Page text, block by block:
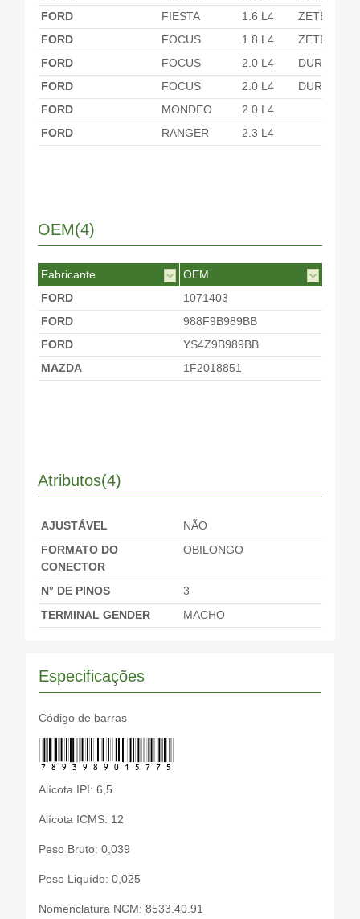
FORD
FIESTA 1.6 L4
ZETEC
FORD
FOCUS 1.8 L4
ZETEC-S
FORD
FOCUS 2.0 L4
DURATEC
FORD
FOCUS 2.0 L4
DURATEC
FORD
MONDEO
2.0 L4
FORD
RANGER 2.3 L4
OEM(4)
Fabricante
OEM
FORD
1071403
FORD
988F9B989BB
FORD
YS4Z9B989BB
MAZDA
1F2018851
Atributos(4)
AJUSTÁVEL
NÃO
FORMATO DO
CONECTOR
OBILONGO
N° DE PINOS
3
TERMINAL GENDER
MACHO
Especificações
Código de barras
7893989015775
Alícota IPI: 6,5
Alícota ICMS: 12
Peso Bruto: 0,039
Peso Liquído: 0,025
Nomenclatura NCM: 8533.40.91